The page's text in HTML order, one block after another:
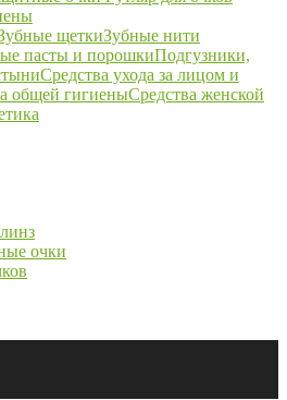
щеткиЗубные нити
пасты и порошкиПодгузники,
Средства ухода за лицом и
общей гигиеныСредства женской
очки